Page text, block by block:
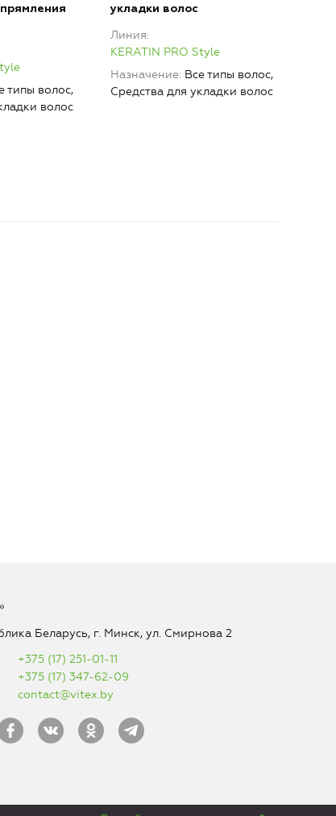
типы волос,
волос
укладки волос
Линия
KERATIN PRO Style
Назначение Все типы волос,
Средства для укладки волос
Беларусь, г. Минск, ул. Смирнова 2
+375 (17) 251-01-11
+375 (17) 347-62-09
contact@vitex.by